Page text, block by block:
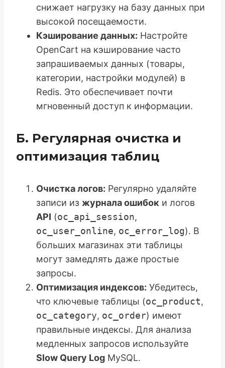
снижает нагрузку на базу данных при
высокой посещаемости.
Кэширование данных: Настройте
OpenCart на кэширование часто
запрашиваемых данных (товары,
категории, настройки модулей) в
Redis. Это обеспечивает почти
мгновенный доступ к информации.
Б. Регулярная очистка и
оптимизация таблиц
Очистка логов: Регулярно удаляйте
записи из журнала ошибок и логов
API (oc_api_session,
oc_user_online, oc_error_log). В
больших магазинах эти таблицы
могут замедлять даже простые
запросы.
Оптимизация индексов: Убедитесь,
что ключевые таблицы (oc_product,
oc_category, oc_order) имеют
правильные индексы. Для анализа
медленных запросов используйте
Slow Query Log MySQL.